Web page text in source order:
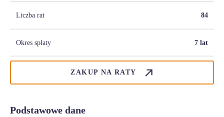
Liczba rat 84
Okres spłaty 7 lat
ZAKUP NA RATY
Podstawowe dane